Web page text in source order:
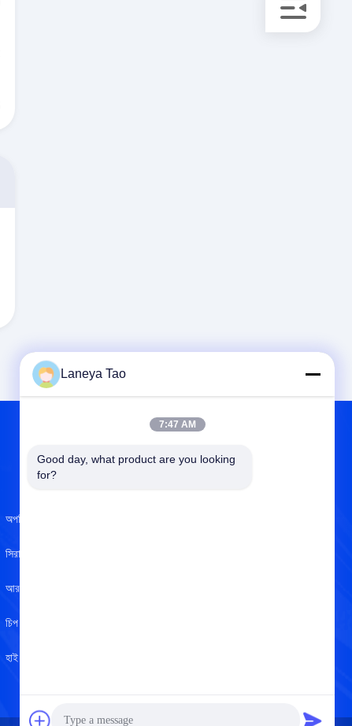
অপটিক্যাল সেন্সর
সিরামিক ক্যাপাসিটার
আরএফ ইন্ডাক্টর
চিপ রেজিস্টর
হাই পাওয়ার এলইডি
Laneya Tao
7:47 AM
Good day, what product are you looking
for?